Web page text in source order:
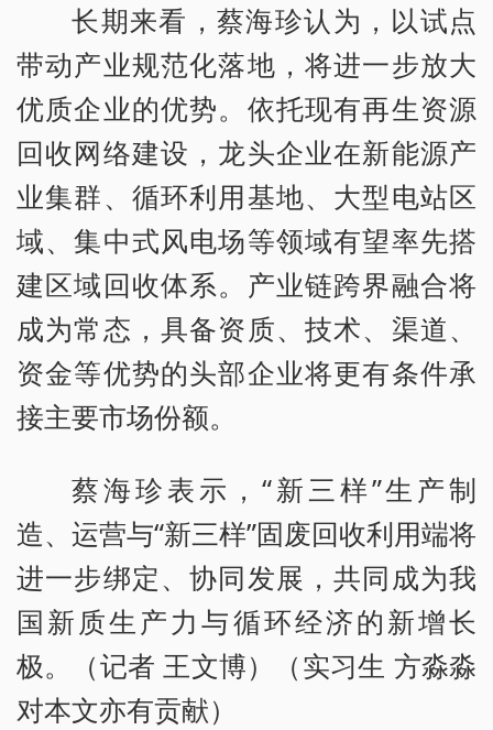
长期来看，蔡海珍认为，以试点
带动产业规范化落地，将进一步放大
优质企业的优势。依托现有再生资源
回收网络建设，龙头企业在新能源产
业集群、循环利用基地、大型电站区
域、集中式风电场等领域有望率先搭
建区域回收体系。产业链跨界融合将
成为常态，具备资质、技术、渠道、
资金等优势的头部企业将更有条件承
接主要市场份额。
蔡海珍表示，“新三样”生产制
造、运营与“新三样”固废回收利用端将
进一步绑定、协同发展，共同成为我
国新质生产力与循环经济的新增长
极。（记者 王文博）（实习生 方淼淼
对本文亦有贡献）